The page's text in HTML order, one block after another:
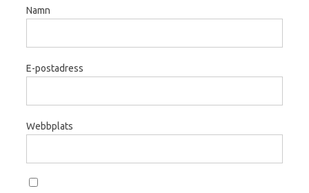
Namn
E-postadress
Webbplats